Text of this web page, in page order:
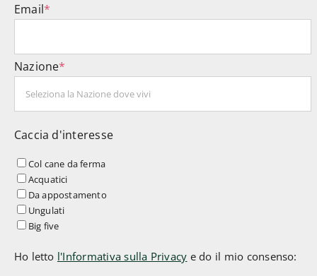
Email*
Nazione*
Caccia d'interesse
Col cane da ferma
Acquatici
Da appostamento
Ungulati
Big five
Ho letto l'Informativa sulla Privacy e do il mio consenso: